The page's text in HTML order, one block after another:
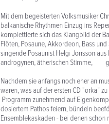
Mit dem begeisterten Volksmusiker
balkanische Rhythmen Einzug ins
komplettierte sich das Klangbild der
Flöten, Posaune, Akkordeon, Bass
singende Posaunist Helgi Jonsson
androgynen, ätherischen Stimme,
Nachdem sie anfangs noch eher an
waren, was auf der ersten CD "orka"
Programm zunehmend auf
dosiertem Pathos feiern, bündeln
Ensemblekaskaden - bei denen